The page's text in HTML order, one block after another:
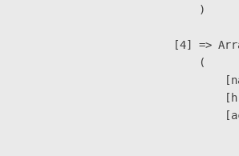
                        )
[4] =>
                        (